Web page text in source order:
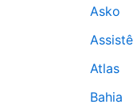
Asko
Atlas
Bahia